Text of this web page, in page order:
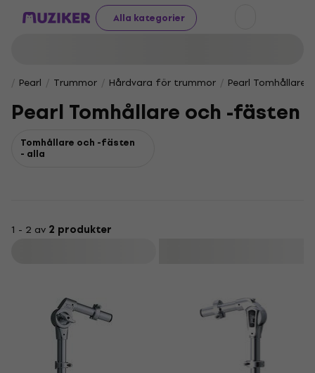
Alla kategorier
Pearl Trummor Hårdvara för trummor Pearl Tomhållare
Pearl Tomhållare och -fästen
Tomhållare och -fästen
- alla
1 - 2 av 2 produkter